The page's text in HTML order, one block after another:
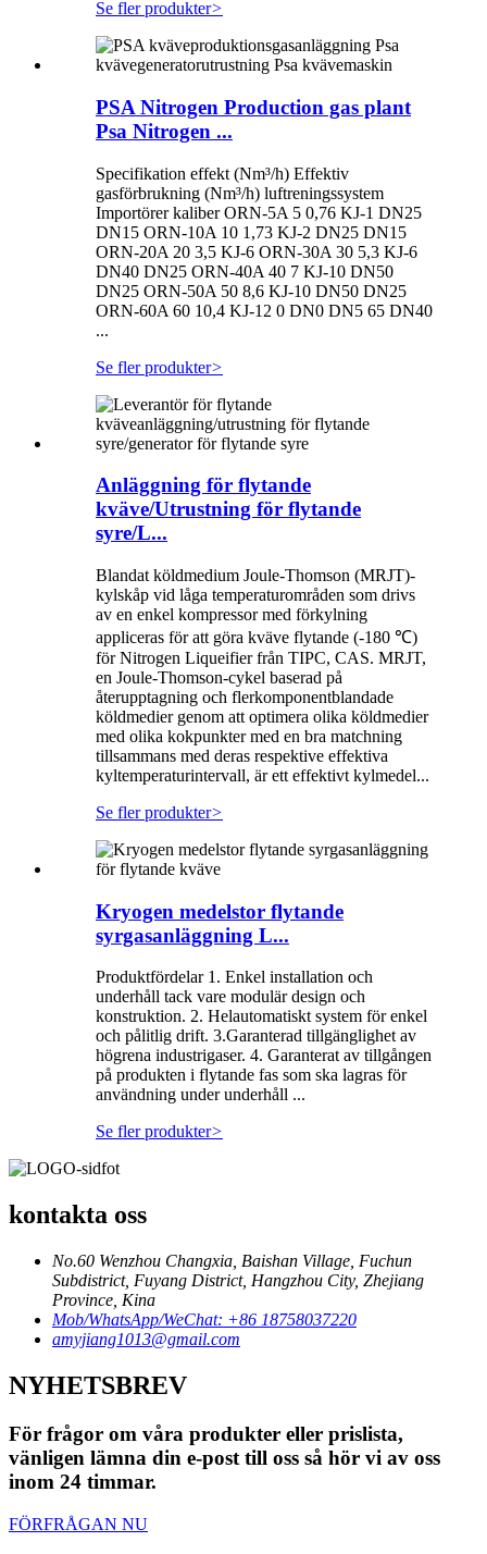
Se fler produkter>
PSA Nitrogen Production gas plant
Psa Nitrogen ...
Specifikation effekt (Nm³/h) Effektiv
gasförbrukning (Nm³/h) luftreningssystem
Importörer kaliber ORN-5A 5 0,76 KJ-1 DN25
DN15 ORN-10A 10 1,73 KJ-2 DN25 DN15
ORN-20A 20 3,5 KJ-6 ORN-30A 30 5,3 KJ-6
DN40 DN25 ORN-40A 40 7 KJ-10 DN50
DN25 ORN-50A 50 8,6 KJ-10 DN50 DN25
ORN-60A 60 10,4 KJ-12 0 DN0 DN5 65 DN40
...
Se fler produkter>
Anläggning för flytande
kväve/Utrustning för flytande
syre/L...
Blandat köldmedium Joule-Thomson (MRJT)-
kylskåp vid låga temperaturområden som drivs
av en enkel kompressor med förkylning
appliceras för att göra kväve flytande (-180 ℃)
för Nitrogen Liqueifier från TIPC, CAS. MRJT,
en Joule-Thomson-cykel baserad på
återupptagning och flerkomponentblandade
köldmedier genom att optimera olika köldmedier
med olika kokpunkter med en bra matchning
tillsammans med deras respektive effektiva
kyltemperaturintervall, är ett effektivt kylmedel...
Se fler produkter>
Kryogen medelstor flytande
syrgasanläggning L...
Produktfördelar 1. Enkel installation och
underhåll tack vare modulär design och
konstruktion. 2. Helautomatiskt system för enkel
och pålitlig drift. 3.Garanterad tillgänglighet av
högrena industrigaser. 4. Garanterat av tillgången
på produkten i flytande fas som ska lagras för
användning under underhåll ...
Se fler produkter>
kontakta oss
No.60 Wenzhou Changxia, Baishan Village, Fuchun
Subdistrict, Fuyang District, Hangzhou City, Zhejiang
Province, Kina
Mob/WhatsApp/WeChat: +86 18758037220
amyjiang1013@gmail.com
NYHETSBREV
För frågor om våra produkter eller prislista,
vänligen lämna din e-post till oss så hör vi av oss
inom 24 timmar.
FÖRFRÅGAN NU